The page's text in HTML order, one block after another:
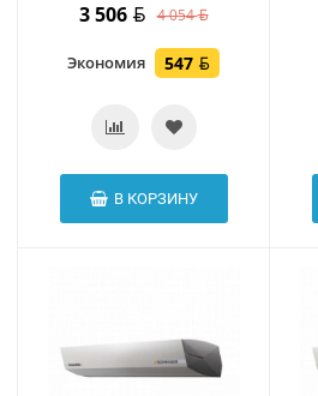
3 506 4 054
Экономия 547
В КОРЗИНУ